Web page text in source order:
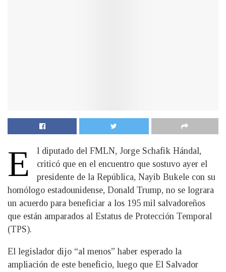
E
l diputado del FMLN, Jorge Schafik Hándal,
criticó que en el encuentro que sostuvo ayer el
presidente de la República, Nayib Bukele con su
homólogo estadounidense, Donald Trump, no se lograra
un acuerdo para beneficiar a los 195 mil salvadoreños
que están amparados al Estatus de Protección Temporal
(TPS).
El legislador dijo “al menos” haber esperado la
ampliación de este beneficio, luego que El Salvador